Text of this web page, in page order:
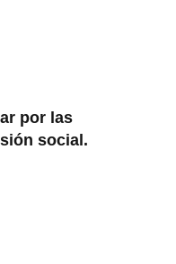
por las
social.